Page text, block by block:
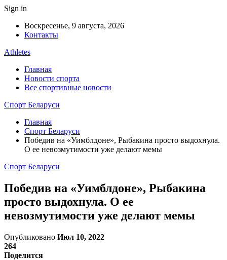
Sign in
Воскресенье, 9 августа, 2026
Контакты
Athletes
Главная
Новости спорта
Все спортивные новости
Спорт Беларуси
Главная
Спорт Беларуси
Победив на «Уимблдоне», Рыбакина просто выдохнула.
О ее невозмутимости уже делают мемы
Спорт Беларуси
Победив на «Уимблдоне», Рыбакина
просто выдохнула. О ее
невозмутимости уже делают мемы
Опубликовано Июл 10, 2022
264
Поделится